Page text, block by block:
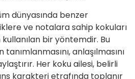
dünyasında benzer
ve notalara sahip kokuları
kullanılan bir yöntemdir. Bu
anlaşılmasını
Her koku ailesi, belirli
karakteri etrafında toplanır